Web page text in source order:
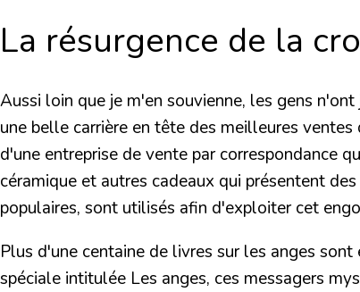
La résurgence de la
Aussi loin que je m'en souvienne, les gens
une belle carrière en tête des meilleures
d'une entreprise de vente par correspondance
céramique et autres cadeaux qui présentent
populaires, sont utilisés afin d'exploiter cet
Plus d'une centaine de livres sur les anges
spéciale intitulée Les anges, ces messagers